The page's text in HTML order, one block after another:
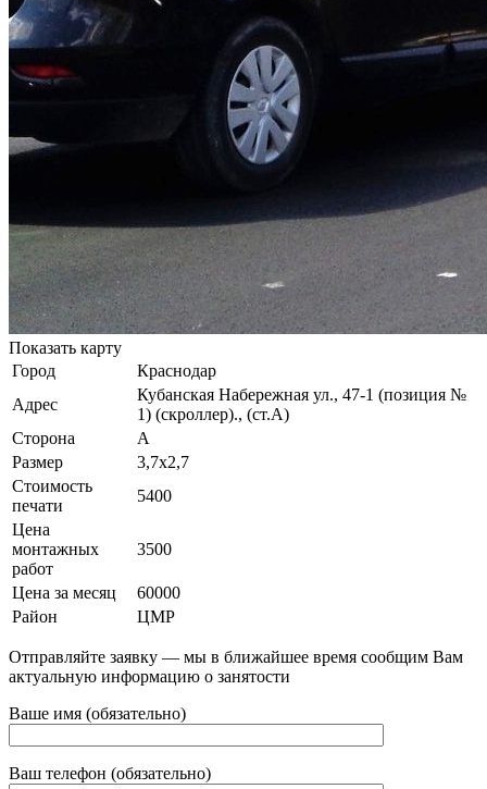
Показать карту
Город
Краснодар
Адрес
Кубанская Набережная ул., 47-1 (позиция №
1) (скроллер)., (ст.А)
Сторона
А
Размер
3,7х2,7
Стоимость
печати
5400
Цена
монтажных
работ
3500
Цена за месяц
60000
Район
ЦМР
Отправляйте заявку — мы в ближайшее время сообщим Вам
актуальную информацию о занятости
Ваше имя (обязательно)
Ваш телефон (обязательно)